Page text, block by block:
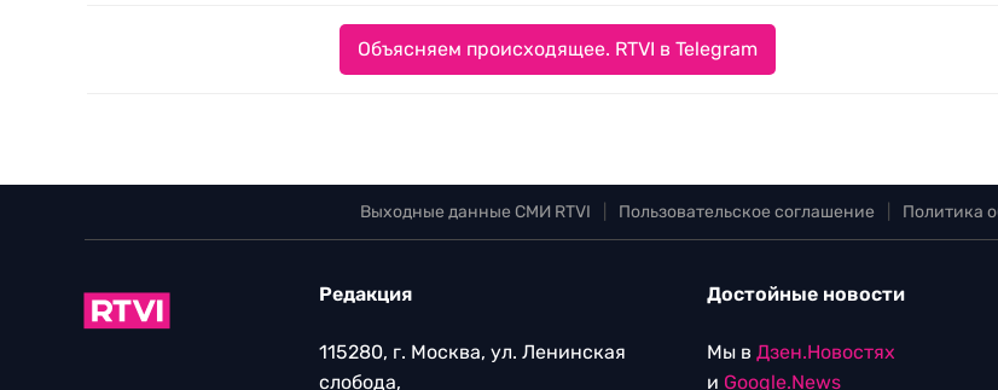
Объясняем происходящее. RTVI в Telegram
Выходные данные СМИ RTVI Пользовательское соглашение Политика
Редакция
115280, г. Москва, ул. Ленинская
слобода,
Достойные новости
Мы в Дзен.Новостях
и Google.News